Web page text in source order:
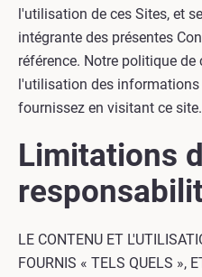
l'utilisation de ces Sites, et
intégrante des présentes
référence. Notre politique
l'utilisation des informations
fournissez en visitant ce site.
Limitations
LE CONTENU ET
FOURNIS « TELS QUELS »,